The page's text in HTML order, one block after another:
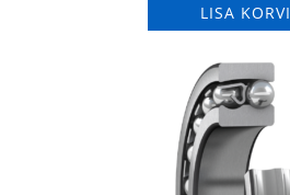
LISA KORVI